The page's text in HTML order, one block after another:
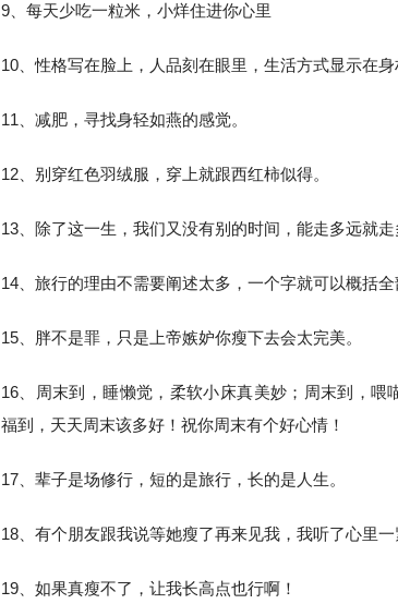
9、每天少吃一粒米，小烊住进你心里
10、性格写在脸上，人品刻在眼里，生活方式显示在身
11、减肥，寻找身轻如燕的感觉。
12、别穿红色羽绒服，穿上就跟西红柿似得。
13、除了这一生，我们又没有别的时间，能走多远就走
14、旅行的理由不需要阐述太多，一个字就可以概括全
15、胖不是罪，只是上帝嫉妒你瘦下去会太完美。
16、周末到，睡懒觉，柔软小床真美妙；周末到，喂
福到，天天周末该多好！祝你周末有个好心情！
17、辈子是场修行，短的是旅行，长的是人生。
18、有个朋友跟我说等她瘦了再来见我，我听了心里
19、如果真瘦不了，让我长高点也行啊！